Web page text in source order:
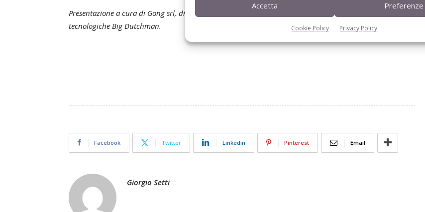
Accetta Preferenze
Cookie Policy Privacy Policy
Presentazione a cura di Gong srl, di Ghedi (Bs), distributore esclusivista in Italia delle soluzioni
tecnologiche Big Dutchman.
Facebook Twitter Linkedin Pinterest Email
Giorgio Setti